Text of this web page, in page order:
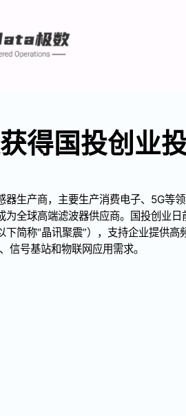
得国投创业
器生产商，主要生产消费电子、5G等
为全球高端滤波器供应商。国投创业
简称“晶讯聚震”），支持企业提供高
信号基站和物联网应用需求。